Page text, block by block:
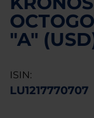
"A"
ISIN:
LU1217770707